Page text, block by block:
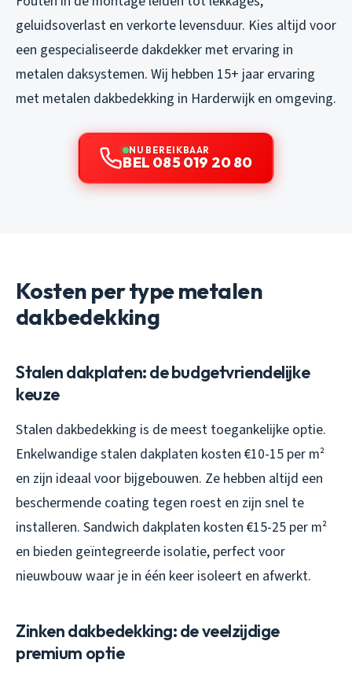
geluidsoverlast en verkorte levensduur. Kies altijd voor
een gespecialiseerde dakdekker met ervaring in
metalen daksystemen. Wij hebben 15+ jaar ervaring
met metalen dakbedekking in Harderwijk en omgeving.
NU BEREIKBAAR
BEL 085 019 20 80
Kosten per type metalen
dakbedekking
Stalen dakplaten: de budgetvriendelijke
keuze
Stalen dakbedekking is de meest toegankelijke optie.
Enkelwandige stalen dakplaten kosten €10-15 per m²
en zijn ideaal voor bijgebouwen. Ze hebben altijd een
beschermende coating tegen roest en zijn snel te
installeren. Sandwich dakplaten kosten €15-25 per m²
en bieden geïntegreerde isolatie, perfect voor
nieuwbouw waar je in één keer isoleert en afwerkt.
Zinken dakbedekking: de veelzijdige
premium optie